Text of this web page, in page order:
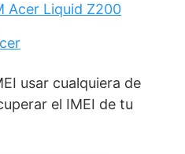
Acer Liquid Z200
usar cualquiera de
el IMEI de tu